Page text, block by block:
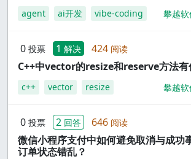
agent ai开发 vibe-coding 攀越
0 投票 1 解决 424 阅读
C++中vector的resize和reserve方法有
c++ vector resize 攀越
0 投票 2 回答 646 阅读
微信小程序支付中如何避免取消与成功
订单状态错乱？